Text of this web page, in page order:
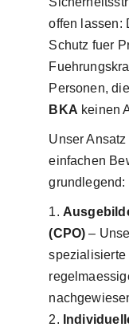
offen lassen:
Schutz fuer
Personen,
BKA keinen
Unser
einfachen
grundlegend:
(CPO) –
spezialisierte